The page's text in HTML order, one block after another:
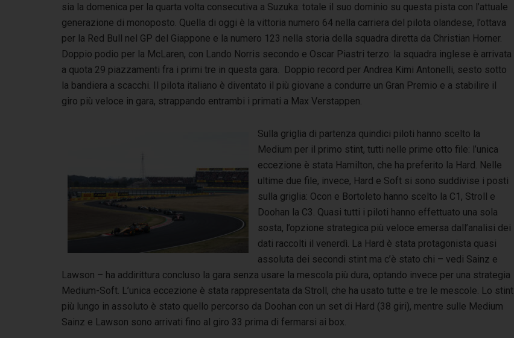
sia la domenica per la quarta volta consecutiva a Suzuka: totale il suo dominio su questa pista con l’attuale
generazione di monoposto. Quella di oggi è la vittoria numero 64 nella carriera del pilota olandese, l’ottava
per la Red Bull nel GP del Giappone e la numero 123 nella storia della squadra diretta da Christian Horner.
Doppio podio per la McLaren, con Lando Norris secondo e Oscar Piastri terzo: la squadra inglese è arrivata
a quota 29 piazzamenti fra i primi tre in questa gara.
Doppio record per Andrea Kimi Antonelli, sesto sotto
la bandiera a scacchi. Il pilota italiano è diventato il più giovane a condurre un Gran Premio e a stabilire il
giro più veloce in gara, strappando entrambi i primati a Max Verstappen.
Sulla griglia di partenza quindici piloti hanno scelto la
Medium per il primo stint, tutti nelle prime otto file: l’unica
eccezione è stata Hamilton, che ha preferito la Hard. Nelle
ultime due file, invece, Hard e Soft si sono suddivise i posti
sulla griglia: Ocon e Bortoleto hanno scelto la C1, Stroll e
Doohan la C3. Quasi tutti i piloti hanno effettuato una sola
sosta, l’opzione strategica più veloce emersa dall’analisi dei
dati raccolti il venerdì. La Hard è stata protagonista quasi
assoluta dei secondi stint ma c’è stato chi – vedi Sainz e
Lawson – ha addirittura concluso la gara senza usare la mescola più dura, optando invece per una strategia
Medium-Soft. L’unica eccezione è stata rappresentata da Stroll, che ha usato tutte e tre le mescole. Lo stint
più lungo in assoluto è stato quello percorso da Doohan con un set di Hard (38 giri), mentre sulle Medium
Sainz e Lawson sono arrivati fino al giro 33 prima di fermarsi ai box.